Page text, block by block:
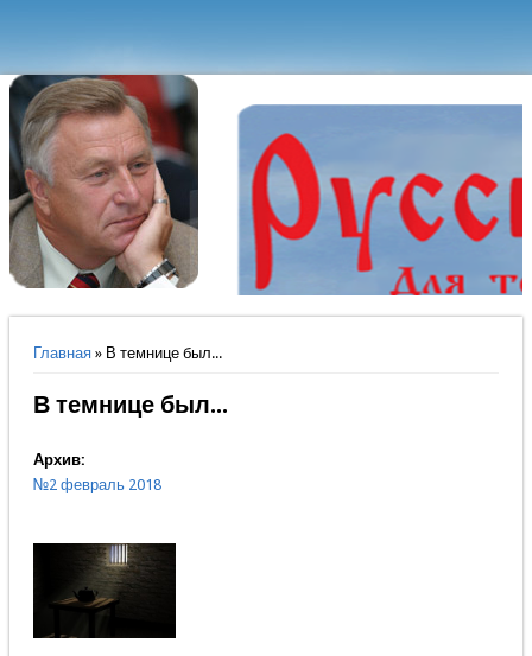
Вы здесь
Главная» В темнице был...
В темнице был...
Архив:
№2 февраль 2018